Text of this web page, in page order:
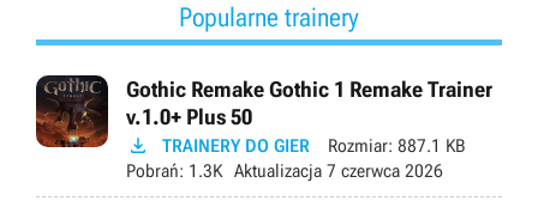
Popularne trainery
Gothic Remake Gothic 1 Remake Trainer
v.1.0+ Plus 50
 TRAINERY DO GIER Rozmiar: 887.1 KB
Pobrań: 1.3K Aktualizacja 7 czerwca 2026